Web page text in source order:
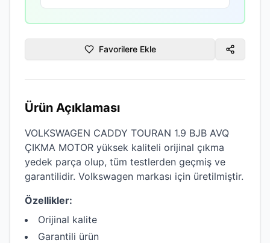
Favorilere Ekle
Ürün Açıklaması
VOLKSWAGEN CADDY TOURAN 1.9 BJB AVQ
ÇIKMA MOTOR yüksek kaliteli orijinal çıkma
yedek parça olup, tüm testlerden geçmiş ve
garantilidir. Volkswagen markası için üretilmiştir.
Özellikler:
Orijinal kalite
Garantili ürün